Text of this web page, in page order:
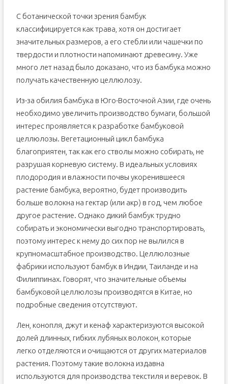
С ботанической точки зрения бамбук
классифицируется как трава, хотя он достигает
значительных размеров, а его стебли или чашечки по
твердости и плотности напоминают древесину. Уже
много лет назад было доказано, что из бамбука можно
получать качественную целлюлозу.
Из-за обилия бамбука в Юго-Восточной Азии, где очень
необходимо увеличить производство бумаги, большой
интерес проявляется к разработке бамбуковой
целлюлозы. Вегетационный цикл бамбука
благоприятен, так как его стволы можно собирать, не
разрушая корневую систему. В идеальных условиях
плодородия и влажности почвы укоренившееся
растение бамбука, вероятно, будет производить
больше волокна на гектар (или акр) в год, чем любое
другое растение. Однако дикий бамбук трудно
собирать и экономически выгодно транспортировать,
поэтому интерес к нему до сих пор не вылился в
крупномасштабное производство. Целлюлозные
фабрики используют бамбук в Индии, Таиланде и на
Филиппинах. Говорят, что значительные объемы
бамбуковой целлюлозы производятся в Китае, но
подробные сведения отсутствуют.
Лен, конопля, джут и кенаф характеризуются высокой
долей длинных, гибких лубяных волокон, которые
легко отделяются и очищаются от других материалов
растения. Поэтому такие волокна издавна
используются для производства текстиля и веревок. В